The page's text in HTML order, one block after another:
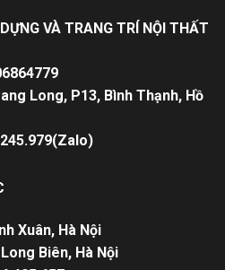
VÀ TRANG TRÍ NỘI THẤT
Long, P13, Bình Thạnh, Hồ
Xuân, Hà Nội
Biên, Hà Nội